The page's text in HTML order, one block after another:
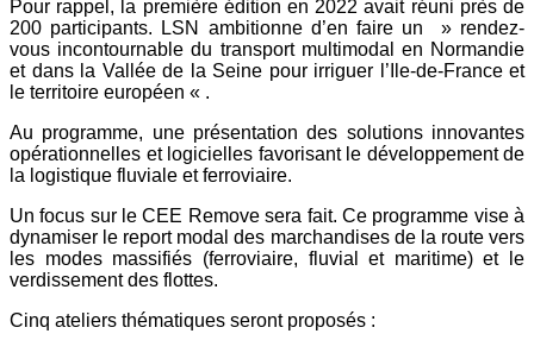
Pour rappel, la première édition en 2022 avait réuni près de
200 participants. LSN ambitionne d’en faire un
» rendez-
vous incontournable du transport multimodal en Normandie
et dans la Vallée de la Seine pour irriguer
l’Ile-de-France et
le territoire européen « .
Au programme, une présentation des solutions innovantes
opérationnelles et logicielles favorisant le développementde
la logistique fluviale et ferroviaire.
Un focus sur le CEE Remove sera fait. Ce programme vise à
dynamiser le report modal des marchandises de la route vers
les modes massifiés (ferroviaire, fluvial et maritime) et le
verdissement des flottes.
Cinq ateliers thématiques seront proposés :